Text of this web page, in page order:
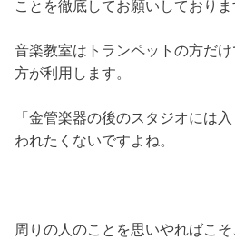
ことを徹底してお願いしておりま
音楽教室はトランペットの方だ
方が利用します。
「金管楽器の後のスタジオには
われたくないですよね。
周りの人のことを思いやればこ